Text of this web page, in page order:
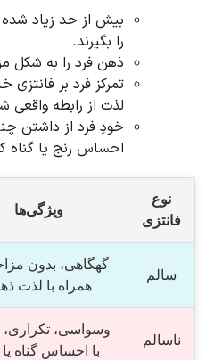
بیش از حد زیاد
را بگیرند.
ذهن فرد را به شکل
تمرکز فرد بر
لذت از رابطه واقعی
خودِ فرد از داشتن
احساس رنج یا گناه
نوع
فانتزی
ویژگی‌ها
سالم
گهگاهی، بدون
همراه با لذت
ناسالم
وسواسی، تکراری،
با احساس گناه یا